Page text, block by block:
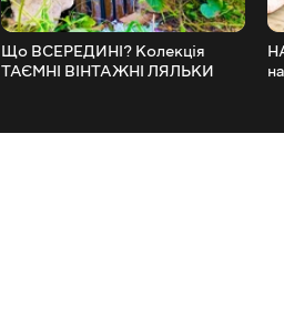
Що ВСЕРЕДИНІ? Колекція
ТАЄМНІ ВІНТАЖНІ ЛЯЛЬКИ